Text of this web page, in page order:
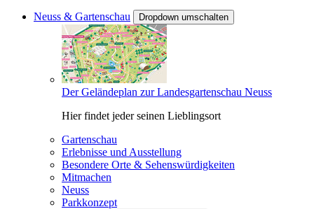
Neuss & Gartenschau Dropdown umschalten
Der Geländeplan zur Landesgartenschau Neuss
Hier findet jeder seinen Lieblingsort
Gartenschau
Erlebnisse und Ausstellung
Besondere Orte & Sehenswürdigkeiten
Mitmachen
Neuss
Parkkonzept